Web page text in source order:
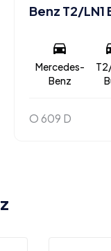
Benz T2/LN1
Mercedes-
Benz
O 609 D